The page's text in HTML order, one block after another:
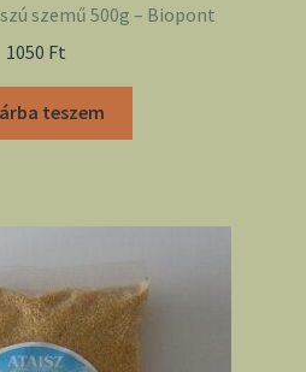
szemű 500g – Biopont
1050 Ft
teszem